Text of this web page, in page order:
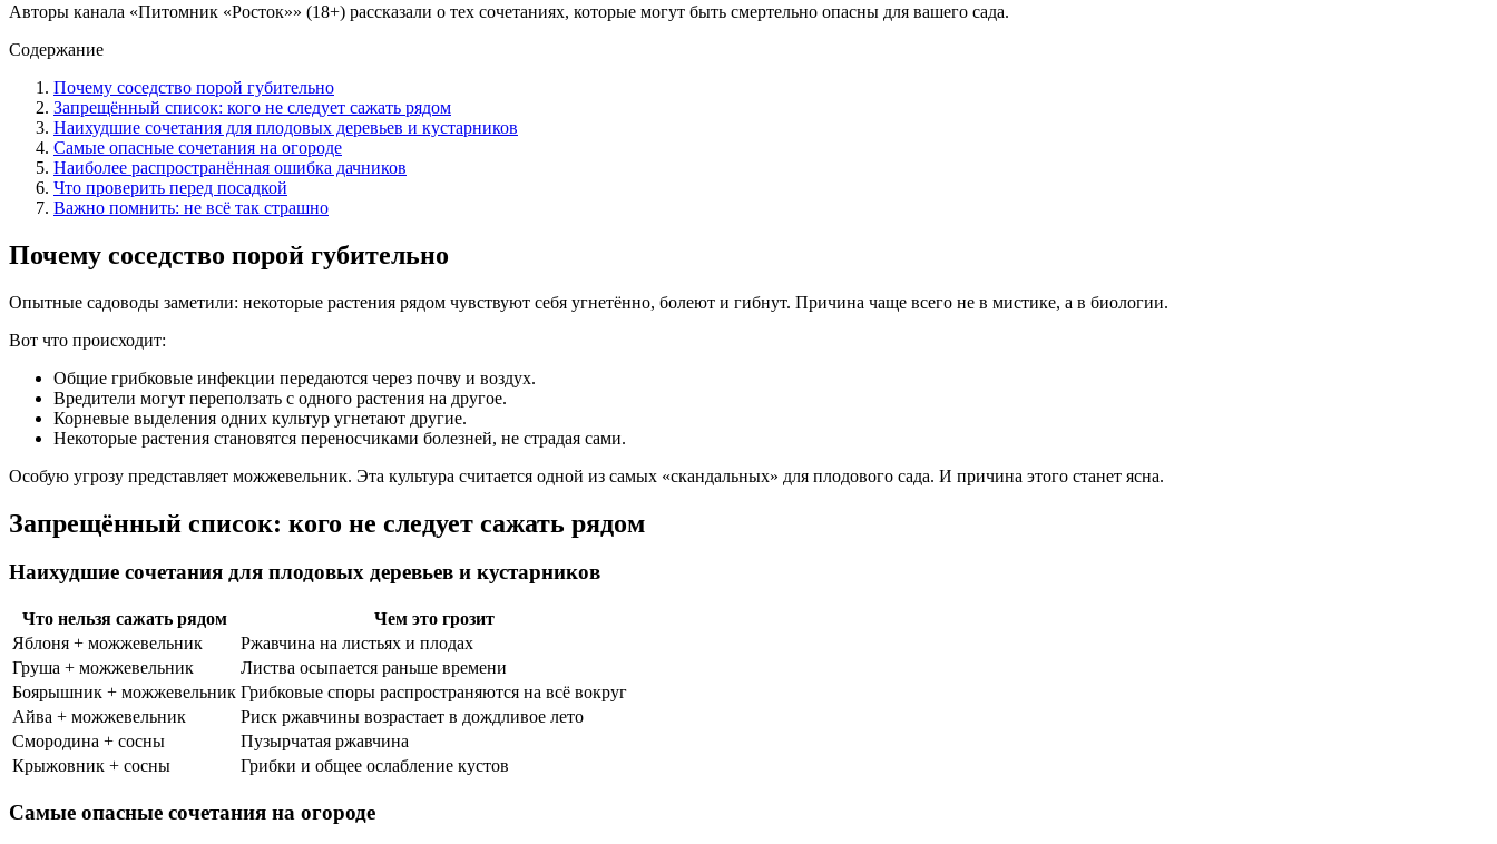
Авторы канала «Питомник «Росток»» (18+) рассказали о тех сочетаниях, которые могут быть смертельно опасны для вашего сада.
Содержание
Почему соседство порой губительно
Запрещённый список: кого не следует сажать рядом
Наихудшие сочетания для плодовых деревьев и кустарников
Самые опасные сочетания на огороде
Наиболее распространённая ошибка дачников
Что проверить перед посадкой
Важно помнить: не всё так страшно
Почему соседство порой губительно
Опытные садоводы заметили: некоторые растения рядом чувствуют себя угнетённо, болеют и гибнут. Причина чаще всего не в мистике, а в биологии.
Вот что происходит:
Общие грибковые инфекции передаются через почву и воздух.
Вредители могут переползать с одного растения на другое.
Корневые выделения одних культур угнетают другие.
Некоторые растения становятся переносчиками болезней, не страдая сами.
Особую угрозу представляет можжевельник. Эта культура считается одной из самых «скандальных» для плодового сада. И причина этого станет ясна.
Запрещённый список: кого не следует сажать рядом
Наихудшие сочетания для плодовых деревьев и кустарников
Что нельзя сажать рядом
Чем это грозит
Яблоня + можжевельник
Ржавчина на листьях и плодах
Груша + можжевельник
Листва осыпается раньше времени
Боярышник + можжевельник Грибковые споры распространяются на всё вокруг
Айва + можжевельник
Риск ржавчины возрастает в дождливое лето
Смородина + сосны
Пузырчатая ржавчина
Крыжовник + сосны
Грибки и общее ослабление кустов
Самые опасные сочетания на огороде